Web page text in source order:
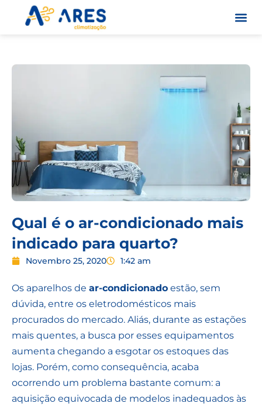
Qual é o ar-condicionado mais
indicado para quarto?
Novembro 25, 2020 1:42 am
Os aparelhos de ar-condicionado estão, sem
dúvida, entre os eletrodomésticos mais
procurados do mercado. Aliás, durante as estações
mais quentes, a busca por esses equipamentos
aumenta chegando a esgotar os estoques das
lojas. Porém, como consequência, acaba
ocorrendo um problema bastante comum: a
aquisição equivocada de modelos inadequados às